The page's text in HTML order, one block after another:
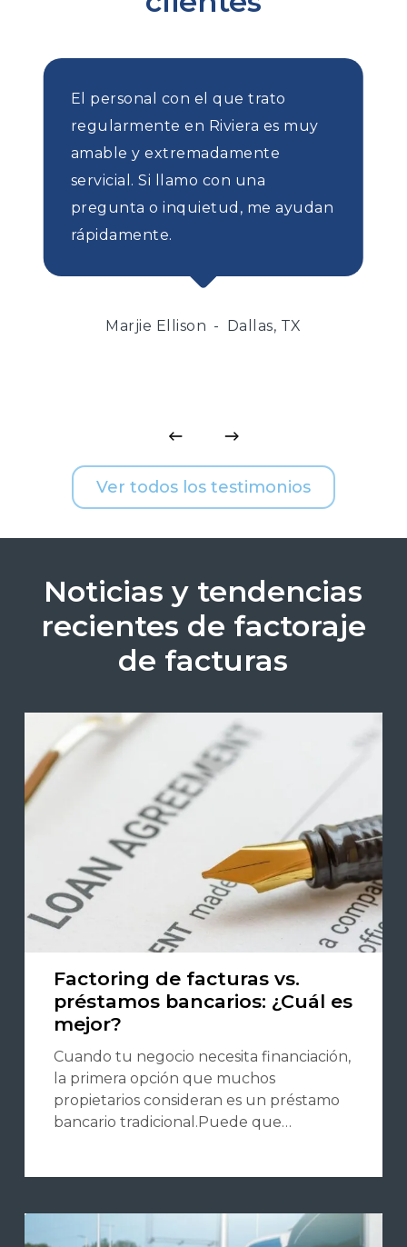
El personal con el que trato
regularmente en Riviera es muy
amable y extremadamente
servicial. Si llamo con una
pregunta o inquietud, me ayudan
rápidamente.
Marjie Ellison Dallas, TX
Ver todos los testimonios
Noticias y tendencias
recientes de factoraje
de facturas
Factoring de facturas vs.
préstamos bancarios: ¿Cuál es
mejor?
Cuando tu negocio necesita financiación,
la primera opción que muchos
propietarios consideran es un préstamo
bancario tradicional.Puede que…